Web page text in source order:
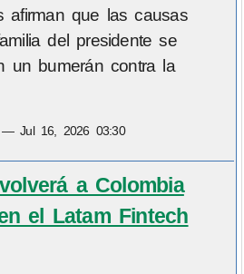
afirman que las causas
del presidente se
un bumerán contra la
Jul 16, 2026 03:30
a Colombia
el Latam Fintech